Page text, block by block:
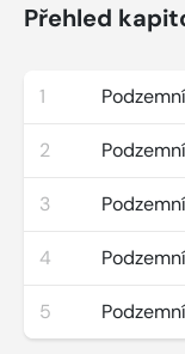
Přehled
1
2
3
4
5